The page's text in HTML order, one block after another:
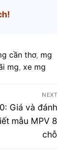
cần thơ, mg
mg, xe mg
NEXT
Giá và đánh
mẫu MPV 8
chỗ